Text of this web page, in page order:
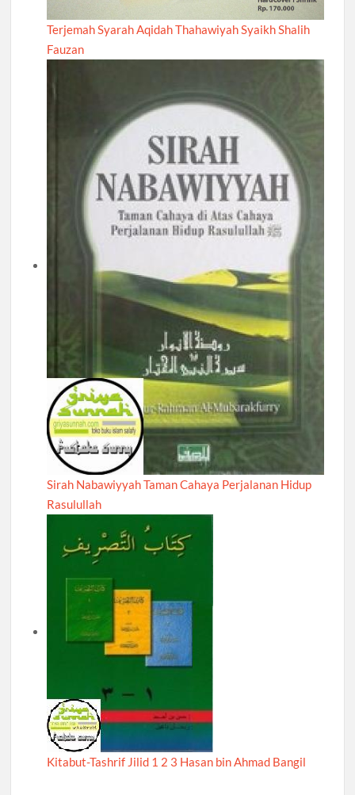
Terjemah Syarah Aqidah Thahawiyah Syaikh Shalih
Fauzan
Sirah Nabawiyyah Taman Cahaya Perjalanan Hidup
Rasulullah
Kitabut-Tashrif Jilid 1 2 3 Hasan bin Ahmad Bangil